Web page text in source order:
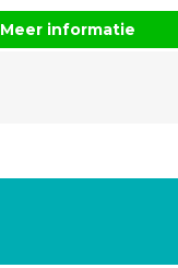
Meer informatie